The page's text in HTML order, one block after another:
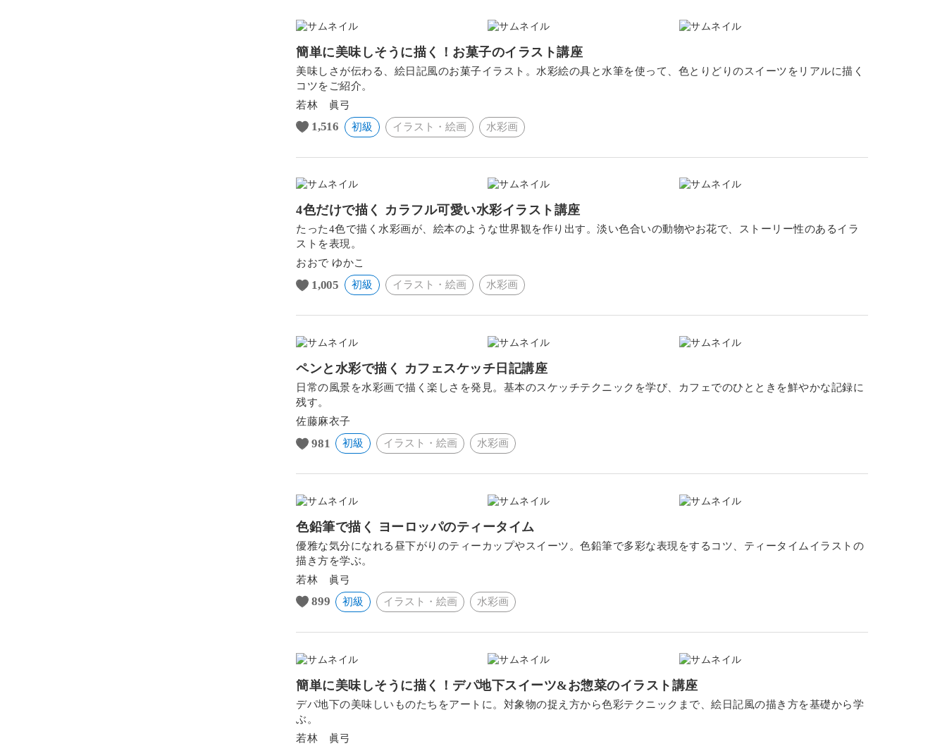
簡単に美味しそうに描く！お菓子のイラスト講座
美味しさが伝わる、絵日記風のお菓子イラスト。水彩絵の具と水筆を使って、色とりどりのスイーツをリアルに描く
コツをご紹介。
若林 眞弓
1,516 初級 イラスト・絵画 水彩画
4色だけで描く カラフル可愛い水彩イラスト講座
たった4色で描く水彩画が、絵本のような世界観を作り出す。淡い色合いの動物やお花で、ストーリー性のあるイラ
ストを表現。
おおで ゆかこ
1,005 初級 イラスト・絵画 水彩画
ペンと水彩で描く カフェスケッチ日記講座
日常の風景を水彩画で描く楽しさを発見。基本のスケッチテクニックを学び、カフェでのひとときを鮮やかな記録に
残す。
佐藤麻衣子
981 初級 イラスト・絵画 水彩画
色鉛筆で描く ヨーロッパのティータイム
優雅な気分になれる昼下がりのティーカップやスイーツ。色鉛筆で多彩な表現をするコツ、ティータイムイラストの
描き方を学ぶ。
若林 眞弓
899 初級 イラスト・絵画 水彩画
簡単に美味しそうに描く！デパ地下スイーツ&お惣菜のイラスト講座
デパ地下の美味しいものたちをアートに。対象物の捉え方から色彩テクニックまで、絵日記風の描き方を基礎から学
ぶ。
若林 眞弓